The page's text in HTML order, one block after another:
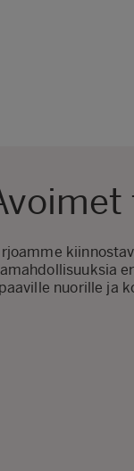
nuorille ja